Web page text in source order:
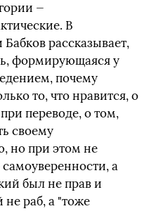
—
В
рассказывает,
формирующаяся у
почему
то, что нравится, о
переводе, о том,
своему
но при этом не
самоуверенности, а
был не прав и
не раб, а "тоже